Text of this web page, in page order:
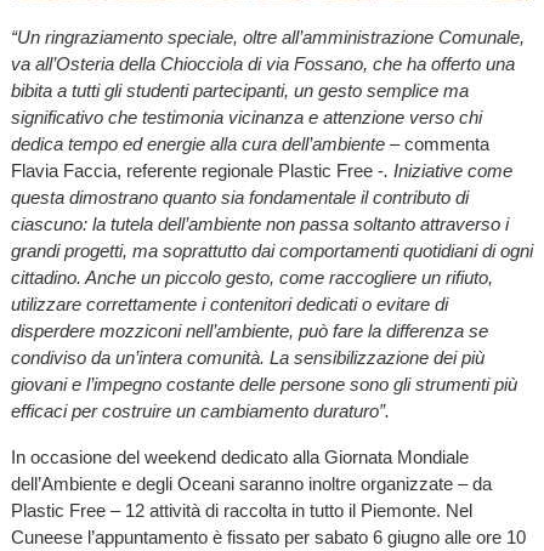
“Un ringraziamento speciale, oltre all’amministrazione Comunale,
va all’Osteria della Chiocciola di via Fossano, che ha offerto una
bibita a tutti gli studenti partecipanti, un gesto semplice ma
significativo che testimonia vicinanza e attenzione verso chi
dedica tempo ed energie alla cura dell’ambiente– commenta
Flavia Faccia, referente regionale Plastic Free -. Iniziative come
questa dimostrano quanto sia fondamentale il contributo di
ciascuno: la tutela dell’ambiente non passa soltanto attraverso i
grandi progetti, ma soprattutto dai comportamenti quotidiani di ogni
cittadino. Anche un piccolo gesto, come raccogliere un rifiuto,
utilizzare correttamente i contenitori dedicati o evitare di
disperdere mozziconi nell’ambiente, può fare la differenza se
condiviso da un’intera comunità. La sensibilizzazione dei più
giovani e l’impegno costante delle persone sono gli strumenti più
efficaci per costruire un cambiamento duraturo”.
In occasione del weekend dedicato alla Giornata Mondiale
dell’Ambiente e degli Oceani saranno inoltre organizzate – da
Plastic Free – 12 attività di raccolta in tutto il Piemonte. Nel
Cuneese l’appuntamento è fissato per sabato 6 giugno alle ore 10